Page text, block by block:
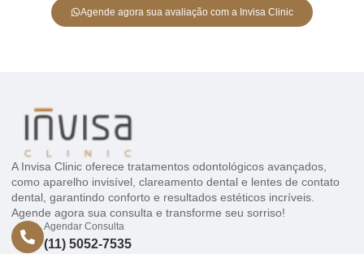
Agende agora sua avaliação com a Invisa Clinic
A Invisa Clinic oferece tratamentos odontológicos avançados,
como aparelho invisível, clareamento dental e lentes de contato
dental, garantindo conforto e resultados estéticos incríveis.
Agende agora sua consulta e transforme seu sorriso!
Agendar Consulta
(11) 5052-7535